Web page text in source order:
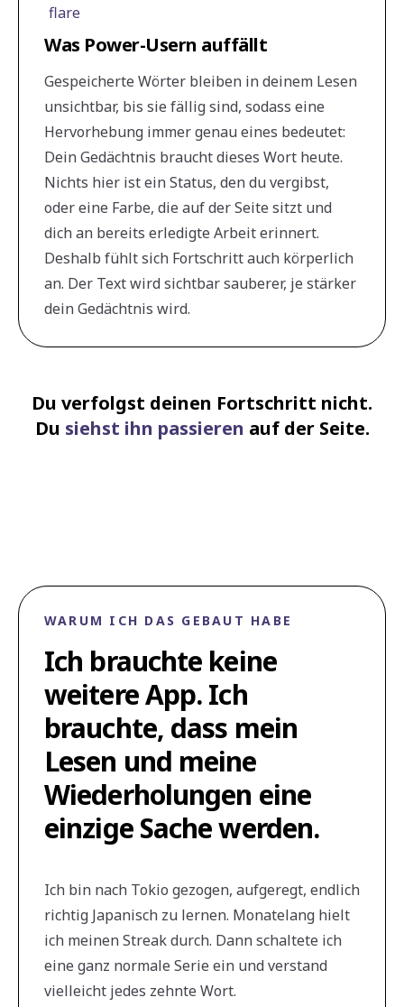
flare
Was Power-Usern auffällt
Gespeicherte Wörter bleiben in deinem Lesen
unsichtbar, bis sie fällig sind, sodass eine
Hervorhebung immer genau eines bedeutet:
Dein Gedächtnis braucht dieses Wort heute.
Nichts hier ist ein Status, den du vergibst,
oder eine Farbe, die auf der Seite sitzt und
dich an bereits erledigte Arbeit erinnert.
Deshalb fühlt sich Fortschritt auch körperlich
an. Der Text wird sichtbar sauberer, je stärker
dein Gedächtnis wird.
Du verfolgst deinen Fortschritt nicht.
Du siehst ihn passieren auf der Seite.
WARUM ICH DAS GEBAUT HABE
Ich brauchte keine
weitere App. Ich
brauchte, dass mein
Lesen und meine
Wiederholungen eine
einzige Sache werden.
Ich bin nach Tokio gezogen, aufgeregt, endlich
richtig Japanisch zu lernen. Monatelang hielt
ich meinen Streak durch. Dann schaltete ich
eine ganz normale Serie ein und verstand
vielleicht jedes zehnte Wort.